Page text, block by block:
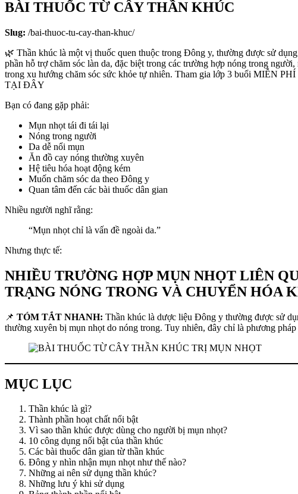
BÀI THUỐC TỪ CÂY THẦN KHÚC
Slug: /bai-thuoc-tu-cay-than-khuc/
🌿 Thần khúc là một vị thuốc quen thuộc trong Đông y, thường được sử
phần hỗ trợ chăm sóc làn da, đặc biệt trong các trường hợp nóng trong
trong xu hướng chăm sóc sức khỏe tự nhiên. Tham gia lớp 3 buổi MIỄN
TẠI ĐÂY
Bạn có đang gặp phải:
Mụn nhọt tái đi tái lại
Nóng trong người
Da dễ nổi mụn
Ăn đồ cay nóng thường xuyên
Hệ tiêu hóa hoạt động kém
Muốn chăm sóc da theo Đông y
Quan tâm đến các bài thuốc dân gian
Nhiều người nghĩ rằng:
“Mụn nhọt chỉ là vấn đề ngoài da.”
Nhưng thực tế:
NHIỀU TRƯỜNG HỢP MỤN NHỌT LIÊN
TRẠNG NÓNG TRONG VÀ CHUYỂN HÓA
📌 TÓM TẮT NHANH: Thần khúc là dược liệu Đông y thường được sử
thường xuyên bị mụn nhọt do nóng trong. Tuy nhiên, đây chỉ là phương
MỤC LỤC
Thần khúc là gì?
Thành phần hoạt chất nổi bật
Vì sao thần khúc được dùng cho người bị mụn nhọt?
10 công dụng nổi bật của thần khúc
Các bài thuốc dân gian từ thần khúc
Đông y nhìn nhận mụn nhọt như thế nào?
Những ai nên sử dụng thần khúc?
Những lưu ý khi sử dụng